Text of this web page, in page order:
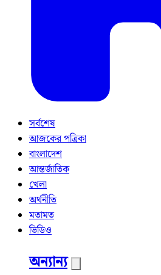
সর্বশেষ
আজকের পত্রিকা
বাংলাদেশ
আন্তর্জাতিক
খেলা
অর্থনীতি
মতামত
ভিডিও
অন্যান্য